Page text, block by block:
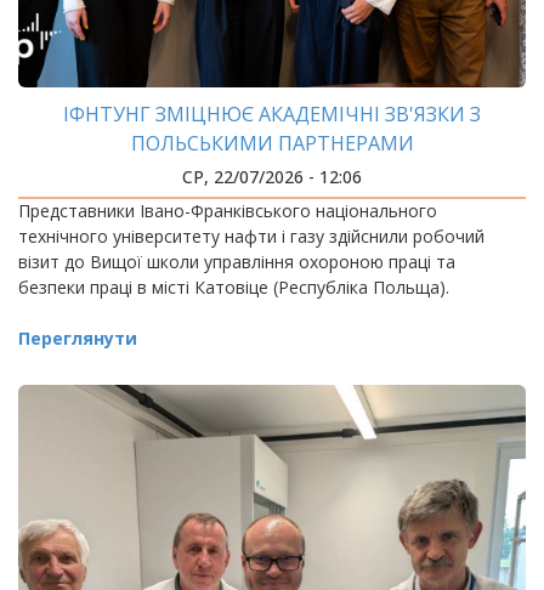
ІФНТУНГ ЗМІЦНЮЄ АКАДЕМІЧНІ ЗВ'ЯЗКИ З
ПОЛЬСЬКИМИ ПАРТНЕРАМИ
СР, 22/07/2026 - 12:06
Представники Івано-Франківського національного
технічного університету нафти і газу здійснили робочий
візит до Вищої школи управління охороною праці та
безпеки праці в місті Катовіце (Республіка Польща).
Переглянути